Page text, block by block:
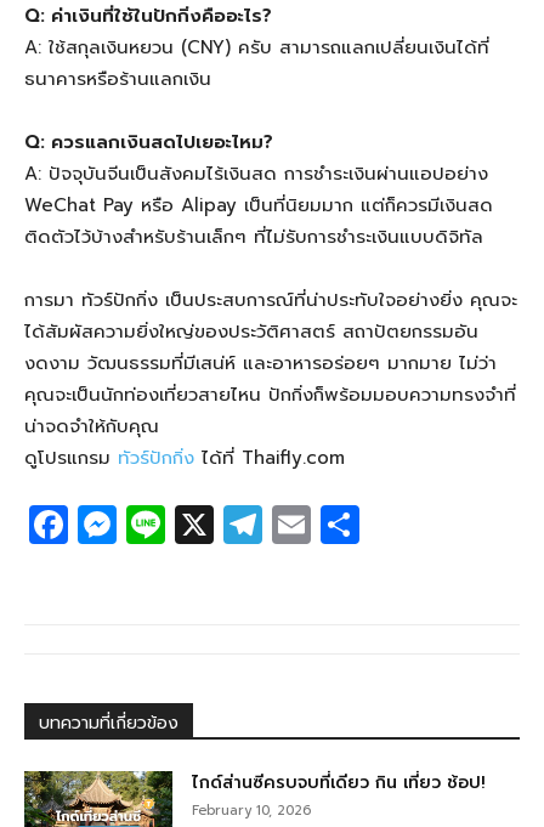
Q: ค่าเงินที่ใช้ในปักกิ่งคืออะไร?
A: ใช้สกุลเงินหยวน (CNY) ครับ สามารถแลกเปลี่ยนเงินได้ที่
ธนาคารหรือร้านแลกเงิน
Q: ควรแลกเงินสดไปเยอะไหม?
A: ปัจจุบันจีนเป็นสังคมไร้เงินสด การชำระเงินผ่านแอปอย่าง
WeChat Pay หรือ Alipay เป็นที่นิยมมาก แต่ก็ควรมีเงินสด
ติดตัวไว้บ้างสำหรับร้านเล็กๆ ที่ไม่รับการชำระเงินแบบดิจิทัล
การมา ทัวร์ปักกิ่ง เป็นประสบการณ์ที่น่าประทับใจอย่างยิ่ง คุณจะ
ได้สัมผัสความยิ่งใหญ่ของประวัติศาสตร์ สถาปัตยกรรมอัน
งดงาม วัฒนธรรมที่มีเสน่ห์ และอาหารอร่อยๆ มากมาย ไม่ว่า
คุณจะเป็นนักท่องเที่ยวสายไหน ปักกิ่งก็พร้อมมอบความทรงจำที่
น่าจดจำให้กับคุณ
ดูโปรแกรม ทัวร์ปักกิ่ง ได้ที่ Thaifly.com
F
a
o
o
k
M
e
g
er
Li
n
X T
el
E
m
บทความที่เกี่ยวข้อง
ไกด์ส่านซีครบจบที่เดียว กิน เที่ยว ช้อป!
February 10, 2026